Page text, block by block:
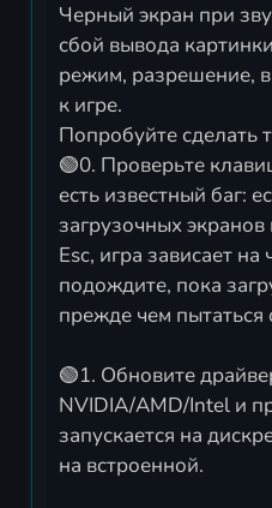
Черный экран при
сбой вывода
режим, разрешение,
к игре.
Попробуйте сделать
🟢0. Проверьте
есть известный баг:
загрузочных
Esc, игра зависает
подождите, пока
прежде чем
🟢1. Обновите
NVIDIA/AMD/Intel и
запускается на
на встроенной.